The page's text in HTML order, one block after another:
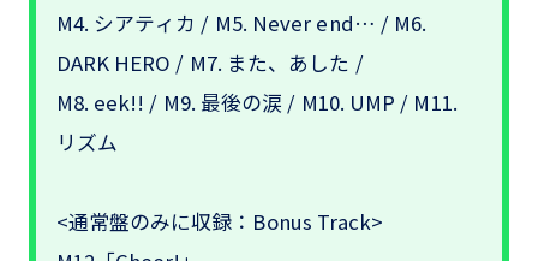
M4. シアティカ / M5. Never end… / M6.
DARK HERO / M7. また、あした /
M8. eek!! / M9. 最後の涙 / M10. UMP / M11.
リズム
<通常盤のみに収録：Bonus Track>